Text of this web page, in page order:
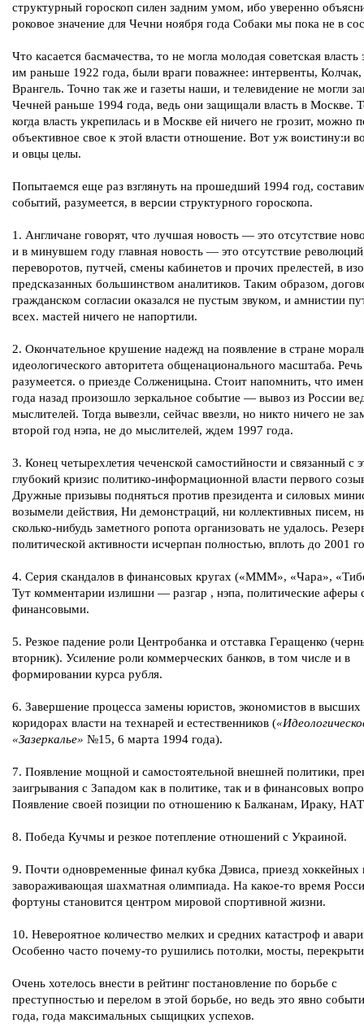
структурный гороскоп силен задним умом, ибо уверенно
роковое значение для Чечни ноября года Собаки мы пока не в
Что касается басмачества, то не могла молодая советская власть
им раньше 1922 года, были враги поважнее: интервенты,
Врангель. Точно так же и газеты наши, и телевидение не могли
Чечней раньше 1994 года, ведь они защищали власть в Москве.
когда власть укрепилась и в Москве ей ничего не грозит, можно
объективное свое к этой власти отношение. Вот уж воистину:и
и овцы целы.
Попытаемся еще раз взглянуть на прошедший 1994 год,
событий, разумеется, в версии структурного гороскопа.
1. Англичане говорят, что лучшая новость — это отсутствие
и в минувшем году главная новость — это отсутствие
переворотов, путчей, смены кабинетов и прочих прелестей, в
предсказанных большинством аналитиков. Таким образом,
гражданском согласии оказался не пустым звуком, и амнистии
всех. мастей ничего не напортили.
2. Окончательное крушение надежд на появление в стране
идеологического авторитета общенационального масштаба.
разумеется. о приезде Солженицына. Стоит напомнить, что
года назад произошло зеркальное событие — вывоз из России
мыслителей. Тогда вывезли, сейчас ввезли, но никто ничего не
второй год нэпа, не до мыслителей, ждем 1997 года.
3. Конец четырехлетия чеченской самостийности и связанный с
глубокий кризис политико-информационной власти первого
Дружные призывы подняться против президента и силовых
возымели действия, Ни демонстраций, ни коллективных писем,
сколько-нибудь заметного ропота организовать не удалось.
политической активности исчерпан полностью, вплоть до 2001
4. Серия скандалов в финансовых кругах («МММ», «Чара»,
Тут комментарии излишни — разгар , нэпа, политические аферы
финансовыми.
5. Резкое падение роли Центробанка и отставка Геращенко
вторник). Усиление роли коммерческих банков, в том числе и в
формировании курса рубля.
6. Завершение процесса замены юристов, экономистов в высших
коридорах власти на технарей и естественников (
«Зазеркалье» №15, 6 марта 1994 года).
7. Появление мощной и самостоятельной внешней политики,
заигрывания с Западом как в политике, так и в финансовых
Появление своей позиции по отношению к Балканам, Ираку,
8. Победа Кучмы и резкое потепление отношений с Украиной.
9. Почти одновременные финал кубка Дэвиса, приезд
завораживающая шахматная олимпиада. На какое-то время
фортуны становится центром мировой спортивной жизни.
10. Невероятное количество мелких и средних катастроф и
Особенно часто почему-то рушились потолки, мосты,
Очень хотелось внести в рейтинг постановление по борьбе с
преступностью и перелом в этой борьбе, но ведь это явно
года, года максимальных сыщицких успехов.